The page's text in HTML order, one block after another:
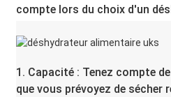
compte lors du choix d'un
1. Capacité : Tenez compte
que vous prévoyez de sécher